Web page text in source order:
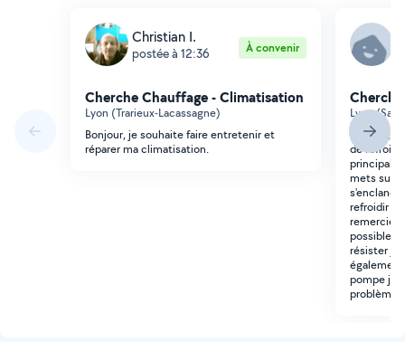
Christian I.
postée à 12:36 À convenir
Cherche Chauffage - Climatisation
Lyon (Trarieux-Lacassagne)
Bonjour, je souhaite faire entretenir et
réparer ma climatisation.
Lyon
Bonjour,
de
mets sur
refroidir la
remercie
possible
résister je
pompe je
problème